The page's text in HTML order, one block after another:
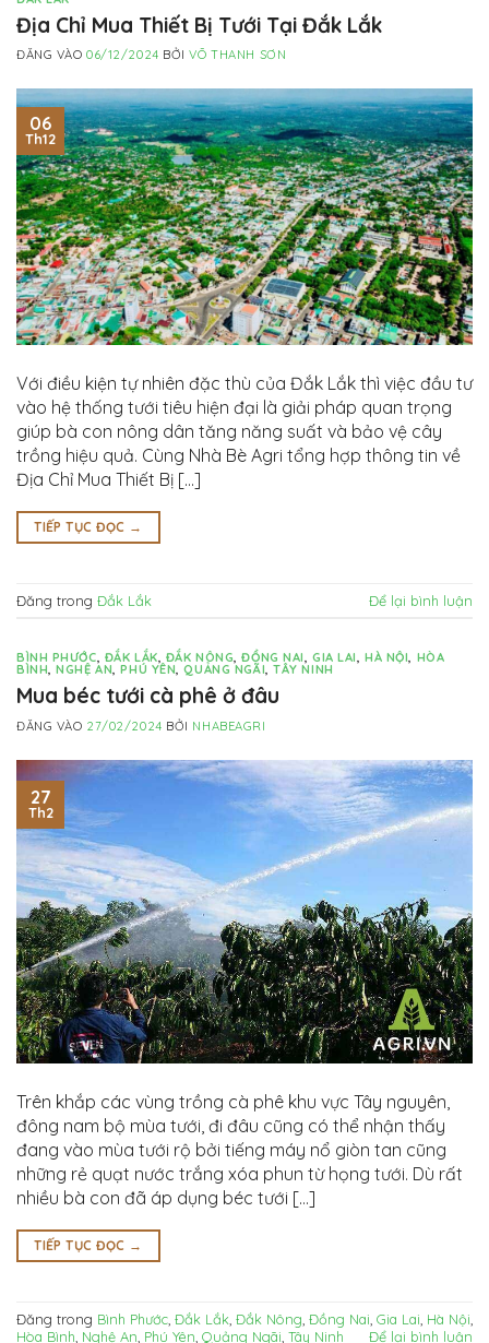
Địa Chỉ Mua Thiết Bị Tưới Tại Đắk Lắk
ĐĂNG VÀO06/12/2024 BỞIVÕ THANH SƠN
06
Th12
Với điều kiện tự nhiên đặc thù của Đắk Lắk thì việc đầu tư
vào hệ thống tưới tiêu hiện đại là giải pháp quan trọng
giúp bà con nông dân tăng năng suất và bảo vệ cây
trồng hiệu quả. Cùng Nhà Bè Agri tổng hợp thông tin về
Địa Chỉ Mua Thiết Bị […]
TIẾP TỤC ĐỌC →
Đăng trong Đắk Lắk Để lại bình luận
BÌNH PHƯỚC, ĐẮK LẮK, ĐẮK NÔNG,ĐỒNG NAI, GIA LAI,HÀ NỘI, HÒA
BÌNH,NGHỆ AN,PHÚ YÊN,QUẢNG NGÃI,TÂY NINH
Mua béc tưới cà phê ở đâu
ĐĂNG VÀO 27/02/2024 BỞI NHABEAGRI
27
Th2
Trên khắp các vùng trồng cà phê khu vực Tây nguyên,
đông nam bộ mùa tưới, đi đâu cũng có thể nhận thấy
đang vào mùa tưới rộ bởi tiếng máy nổ giòn tan cũng
những rẻ quạt nước trắng xóa phun từ họng tưới. Dù rất
nhiều bà con đã áp dụng béc tưới […]
TIẾP TỤC ĐỌC →
Đăng trong Bình Phước Đắk Lắk Đắk Nông Đồng Nai Gia Lai Hà Nội
Hòa Bình Nghệ An Phú Yên Quảng Ngãi Tây Ninh Để lại bình luận